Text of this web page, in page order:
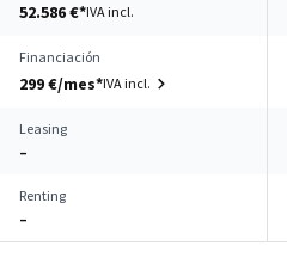
52.586 €*IVA incl.
Financiación
299 €/mes*IVA incl.
Leasing
–
Renting
–